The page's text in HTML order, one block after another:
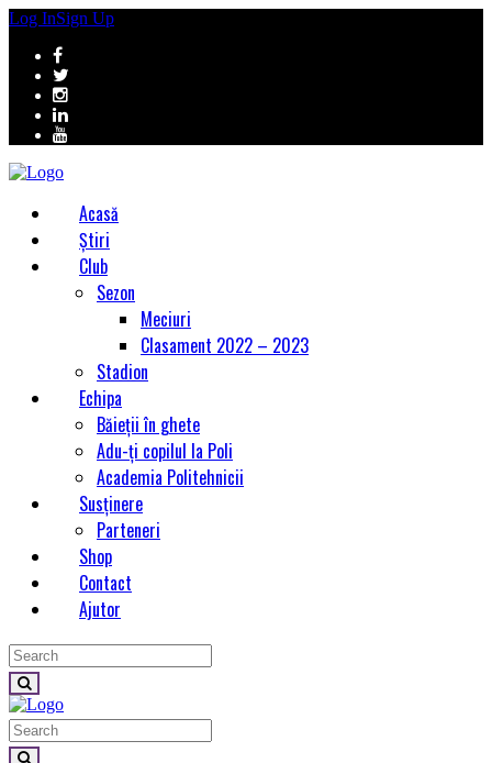
Log InSign Up
Acasă
Știri
Club
Sezon
Meciuri
Clasament 2022 – 2023
Stadion
Echipa
Băieții în ghete
Adu-ți copilul la Poli
Academia Politehnicii
Susținere
Parteneri
Shop
Contact
Ajutor